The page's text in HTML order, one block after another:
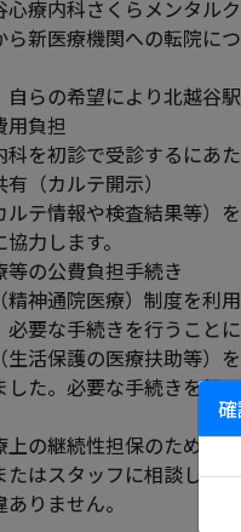
心療内科さくらメンタル
新医療機関への転院に
らの希望により北越谷
用負担
を初診で受診するにあ
（カルテ開示）
テ情報や検査結果等）
力します。
等の公費負担手続き
精神通院医療）制度を利
要な手続きを行うことに
生活保護の医療扶助等）
した。必要な手続きを行
上の継続性担保のため必
はスタッフに相談しま
りません。